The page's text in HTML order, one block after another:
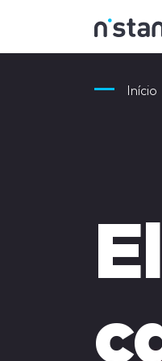
Início